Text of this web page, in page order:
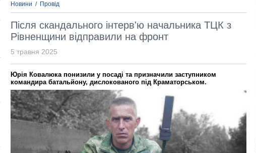
Новини / Провід
Після скандального інтерв'ю начальника ТЦК з
Рівненщини відправили на фронт
5 травня 2025
Юрія Ковалюка понизили у посаді та призначили заступником
командира батальйону, дислокованого під Краматорськом.